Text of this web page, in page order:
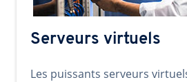
Serveurs virtuels
Les puissants serveurs